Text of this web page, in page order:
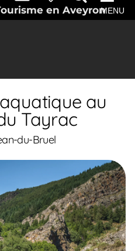
en AveyronMENU
au
Tayrac
du-Bruel